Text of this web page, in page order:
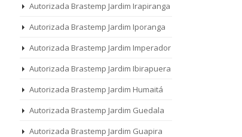
Autorizada Brastemp Jardim Irapiranga
Autorizada Brastemp Jardim Iporanga
Autorizada Brastemp Jardim Imperador
Autorizada Brastemp Jardim Ibirapuera
Autorizada Brastemp Jardim Humaitá
Autorizada Brastemp Jardim Guedala
Autorizada Brastemp Jardim Guapira